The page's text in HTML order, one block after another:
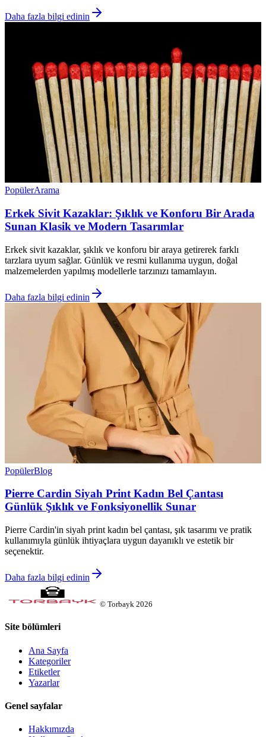
Daha fazla bilgi edinin
PopülerArama
Erkek Sivit Kazaklar: Şıklık ve Konforu Bir Arada
Sunan Klasik ve Modern Tasarımlar
Erkek sivit kazaklar, şıklık ve konforu bir araya getirerek farklı
tarzlara uyum sağlar. Günlük ve resmi kullanıma uygun, doğal
malzemelerden yapılmış modellerle tarzınızı tamamlayın.
Daha fazla bilgi edinin
PopülerBlog
Pierre Cardin Siyah Print Kadın Bel Çantası
Günlük Şıklık ve Fonksiyonellik Sunar
Pierre Cardin'in siyah print kadın bel çantası, şık tasarımı ve pratik
kullanımıyla günlük ihtiyaçlara uygun dayanıklı ve estetik bir
seçenektir.
Daha fazla bilgi edinin
© Torbayk 2026
Site bölümleri
Ana Sayfa
Kategoriler
Etiketler
Yazarlar
Genel sayfalar
Hakkımızda